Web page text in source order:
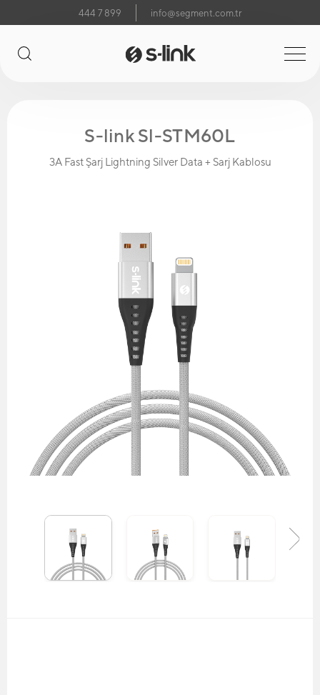
444 7 899 info@segment.com.tr
S-link Sl-STM60L
3A Fast Şarj Lightning Silver Data + Sarj Kablosu